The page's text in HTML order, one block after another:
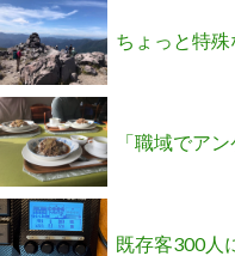
ちょっと特
(^_^)v
「職域でア
人をわざわざ
既存客300人